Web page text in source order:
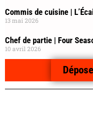
Commis de cuisine |
13 mai 2026
Chef de partie | Four
10 avril 2026